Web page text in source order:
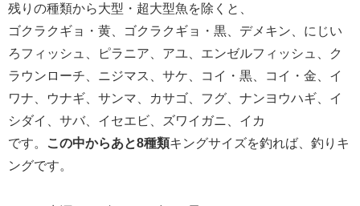
残りの種類から大型・超大型魚を除くと、
ゴクラクギョ・黄、ゴクラクギョ・黒、デメキン、にじい
ろフィッシュ、ピラニア、アユ、エンゼルフィッシュ、ク
ラウンローチ、ニジマス、サケ、コイ・黒、コイ・金、イ
ワナ、ウナギ、サンマ、カサゴ、フグ、ナンヨウハギ、イ
シダイ、サバ、イセエビ、ズワイガニ、イカ
です。
この中からあと8種類キングサイズを釣れば、釣りキ
ングです。